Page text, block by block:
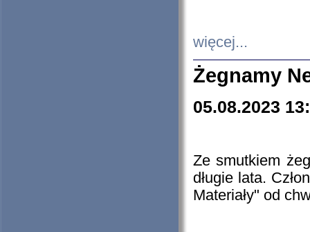
więcej...
Żegnamy
05.08.2023
Ze smutkiem
długie lata.
Materiały" od